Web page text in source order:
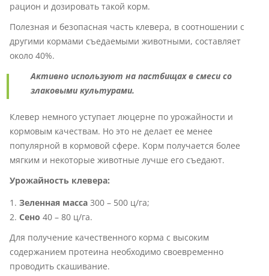
рацион и дозировать такой корм.
Полезная и безопасная часть клевера, в соотношении с
другими кормами съедаемыми животными, составляет
около 40%.
Активно используют на пастбищах в смеси со
злаковыми культурами.
Клевер немного уступает люцерне по урожайности и
кормовым качествам. Но это не делает ее менее
популярной в кормовой сфере. Корм получается более
мягким и некоторые животные лучше его съедают.
Урожайность клевера:
Зеленная масса 300 – 500 ц/га;
Сено 40 – 80 ц/га.
Для получение качественного корма с высоким
содержанием протеина необходимо своевременно
проводить скашивание.